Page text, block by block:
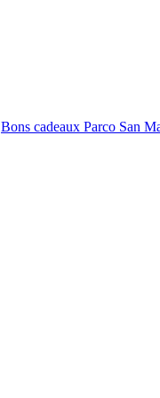
Bons cadeaux Parco San